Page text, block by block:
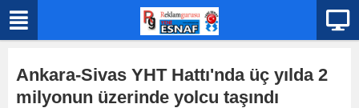
Ankara-Sivas YHT Hattı'nda üç yılda 2
milyonun üzerinde yolcu taşındı